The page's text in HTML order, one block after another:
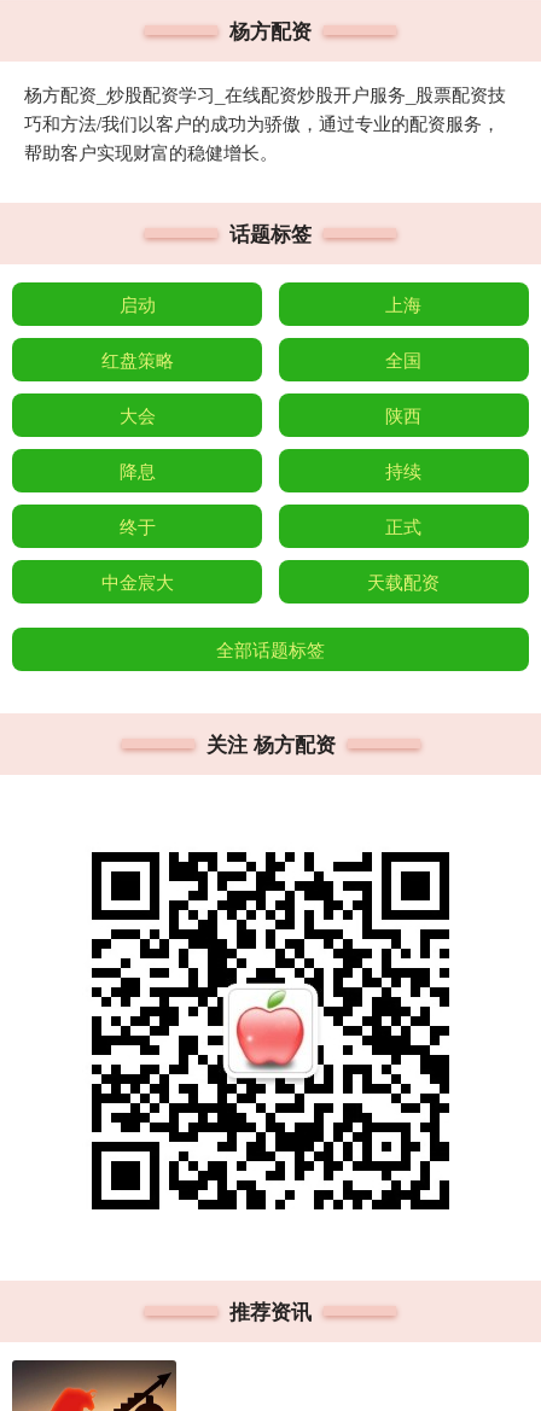
杨方配资
杨方配资_炒股配资学习_在线配资炒股开户服务_股票配资技
巧和方法/我们以客户的成功为骄傲，通过专业的配资服务，
帮助客户实现财富的稳健增长。
话题标签
启动 上海
红盘策略 全国
大会 陕西
降息 持续
终于 正式
中金宸大 天载配资
全部话题标签
关注 杨方配资
推荐资讯